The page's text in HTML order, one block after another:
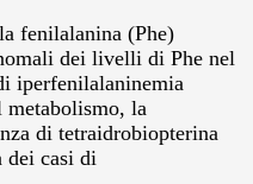
fenilalanina (Phe)
dei livelli di Phe nel
iperfenilalaninemia
la
di tetraidrobiopterina
dei casi di